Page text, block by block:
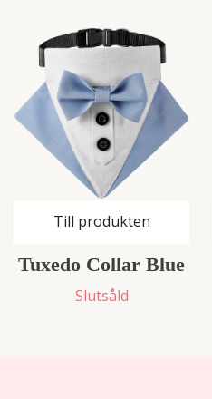
Till produkten
Tuxedo Collar Blue
Slutsåld